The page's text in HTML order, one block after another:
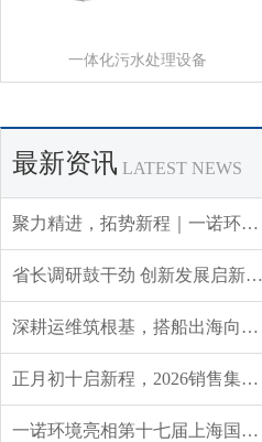
一体化污水处理设备
最新资讯 LATEST NEWS
聚力精进，拓势新程｜一诺环境 2026 年 Q3 销售集中营圆满收官
省长调研鼓干劲 创新发展启新程——辽宁省委副书记、省长王新伟莅临一诺环境调研指导
深耕运维筑根基，搭船出海向未来｜一诺环境 2026 年度盛典圆满举行
正月初十启新程，2026销售集中营燃情开营，聚力攻坚创佳绩！
一诺环境亮相第十七届上海国际水展，创新水科技引领绿色未来